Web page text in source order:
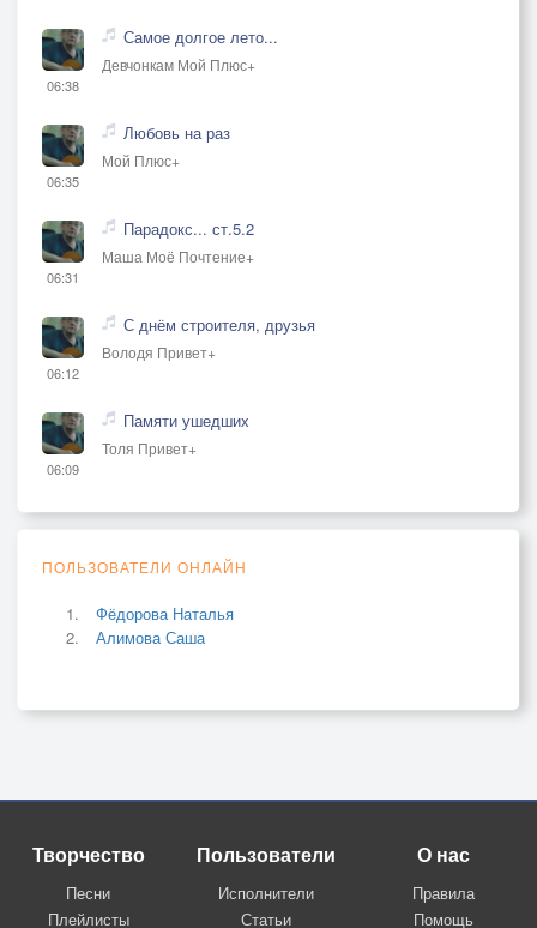
06:38
Самое долгое лето...
Девчонкам Мой Плюс+
06:35
Любовь на раз
Мой Плюс+
06:31
Парадокс... ст.5.2
Маша Моё Почтение+
06:12
С днём строителя, друзья
Володя Привет+
06:09
Памяти ушедших
Толя Привет+
ПОЛЬЗОВАТЕЛИ ОНЛАЙН
Фёдорова Наталья
Алимова Саша
Творчество
Песни
Плейлисты
Пользователи
Исполнители
Статьи
О нас
Правила
Помощь